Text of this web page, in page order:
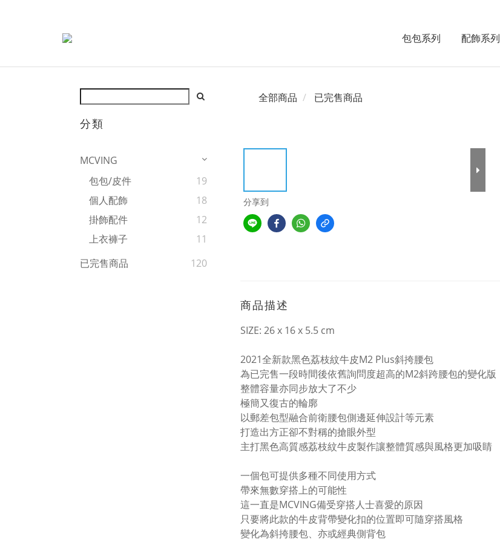
包包系列 配飾系列
分類
MCVING
包包/皮件
19
個人配飾
18
掛飾配件
12
上衣褲子
11
已完售商品
120
全部商品 已完售商品
分享到
商品描述
SIZE: 26 x 16 x 5.5 cm
2021全新款黑色荔枝紋牛皮M2 Plus斜挎腰包
為已完售一段時間後依舊詢問度超高的M2斜跨腰包的變化版
整體容量亦同步放大了不少
極簡又復古的輪廓
以郵差包型融合前衛腰包側邊延伸設計等元素
打造出方正卻不對稱的搶眼外型
主打黑色高質感荔枝紋牛皮製作讓整體質感與風格更加吸睛
一個包可提供多種不同使用方式
帶來無數穿搭上的可能性
這一直是MCVING備受穿搭人士喜愛的原因
只要將此款的牛皮背帶變化扣的位置即可隨穿搭風格
變化為斜挎腰包、亦或經典側背包